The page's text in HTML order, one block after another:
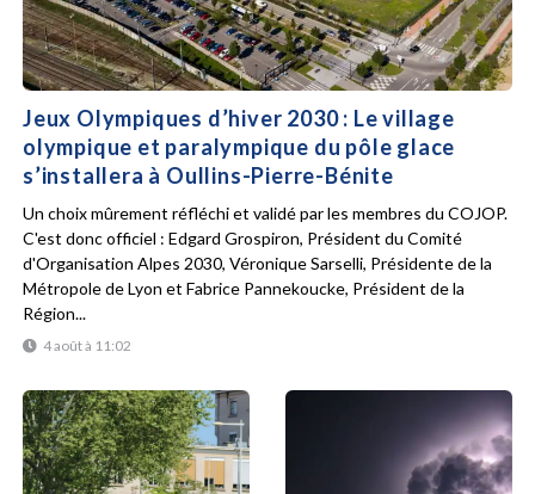
Jeux Olympiques d’hiver 2030 : Le village
olympique et paralympique du pôle glace
s’installera à Oullins-Pierre-Bénite
4 août à 11:02
Un choix mûrement réfléchi et validé par les membres du COJOP.
C'est donc officiel : Edgard Grospiron, Président du Comité
d'Organisation Alpes 2030, Véronique Sarselli, Présidente de la
Métropole de Lyon et Fabrice Pannekoucke, Président de la
Région...